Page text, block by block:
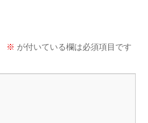
※ が付いている欄は必須項目です